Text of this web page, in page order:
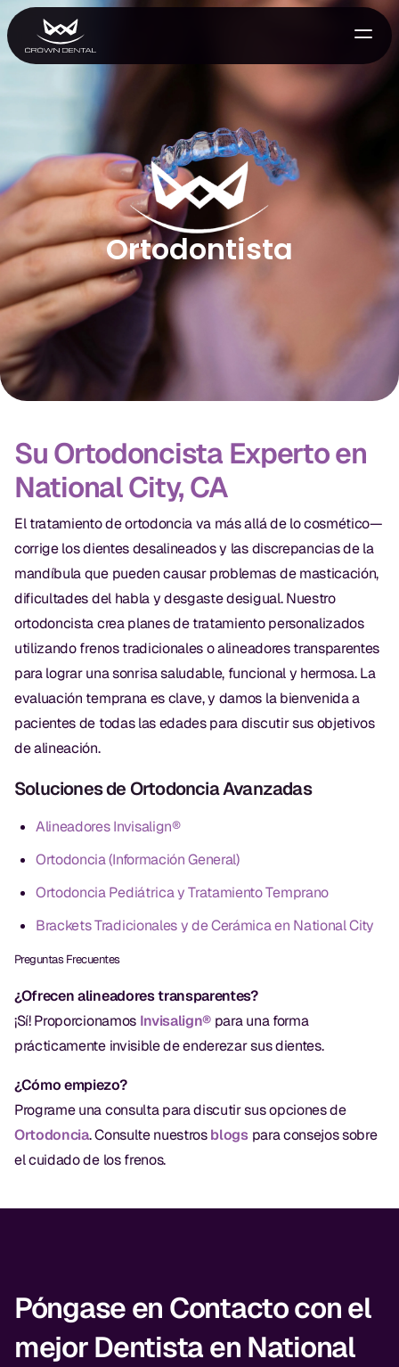
GENERAL
Tratamiento de Emergencia
Extracciones
Protectores Nocturnos
Tratamiento Periodontal
Programa Preventivo
Tratamiento de Conducto
Protectores Bucales Deportivos
RESTAURATIVO
All-on-4
All-on-6
Coronas y Fundas
Dentaduras en el Mismo Día
Implantes el Mismo Día
Reparaciones el Mismo Día
COSMÉTICA
Coronas de Cerámica
Carillas
CBCT
ORTODONCIA
Ortodontista
Su Ortodoncista Experto en
National City, CA
El tratamiento de ortodoncia va más allá de lo cosmético—
corrige los dientes desalineados y las discrepancias de la
mandíbula que pueden causar problemas de masticación,
dificultades del habla y desgaste desigual. Nuestro
ortodoncista crea planes de tratamiento personalizados
utilizando frenos tradicionales o alineadores transparentes
para lograr una sonrisa saludable, funcional y hermosa. La
evaluación temprana es clave, y damos la bienvenida a
pacientes de todas las edades para discutir sus objetivos
de alineación.
Soluciones de Ortodoncia Avanzadas
Alineadores Invisalign®
Ortodoncia (Información General)
Ortodoncia Pediátrica y Tratamiento Temprano
Brackets Tradicionales y de Cerámica en National City
Preguntas Frecuentes
¿Ofrecen alineadores transparentes?
¡Sí! Proporcionamos Invisalign® para una forma
prácticamente invisible de enderezar sus dientes.
¿Cómo empiezo?
Programe una consulta para discutir sus opciones de
Ortodoncia. Consulte nuestrosblogspara consejos sobre
el cuidado de los frenos.
Póngase en Contacto con el
mejor Dentista en National